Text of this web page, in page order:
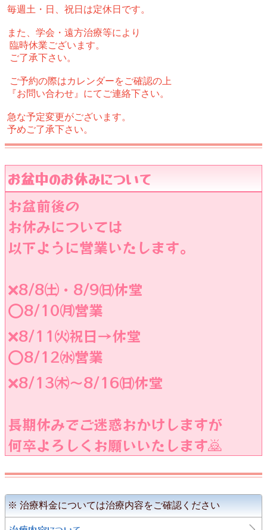
毎週土・日、祝日は定休日です。
また、学会・遠方治療等により
臨時休業ございます。
ご了承下さい。
ご予約の際はカレンダーをご確認の上
『お問い合わせ』にてご連絡下さい。
急な予定変更がございます。
予めご了承下さい。
お盆中のお休みについて
お盆前後の
お休みについては
以下ように営業いたします。
❌️8/8㈯・8/9㈰休堂
⭕8/10㈪営業
❌️8/11㈫祝日→休堂
⭕️8/12㈬営業
❌️8/13㈭〜8/16㈰休堂
長期休みでご迷惑おかけしますが
何卒よろしくお願いいたします🙇
※ 治療料金については治療内容をご確認ください